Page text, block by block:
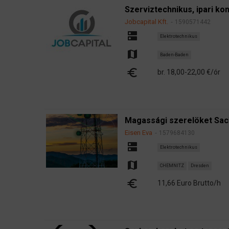
Szerviztechnikus, ipari
Jobcapital Kft. 1590571442
dns Elektrotechnikus
map Baden-Baden
euro br. 18,00-22,00 €/ór
Magassági szerelöket
Eisen Eva 1579684130
dns Elektrotechnikus
map CHEMNITZ Dresden
euro 11,66 Euro Brutto/h